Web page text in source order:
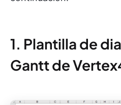
1. Plantilla de
Gantt de